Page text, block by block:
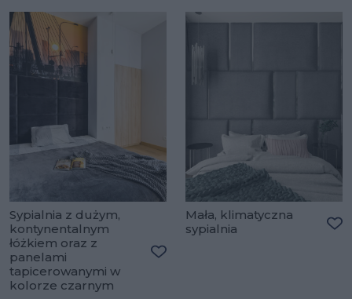
Sypialnia z dużym,
kontynentalnym
łóżkiem oraz z
panelami
tapicerowanymi w
kolorze czarnym
Mała, klimatyczna
sypialnia